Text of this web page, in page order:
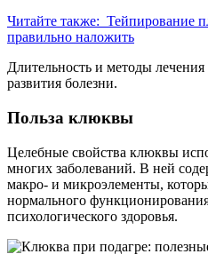
Читайте также: Тейпирование
правильно наложить
Длительность и методы
развития болезни.
Польза клюквы
Целебные свойства клюквы
многих заболеваний. В ней
макро- и микроэлементы,
нормального
психологического здоровья.